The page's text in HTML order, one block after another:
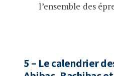
l’ensemble des
5 – Le calendrier